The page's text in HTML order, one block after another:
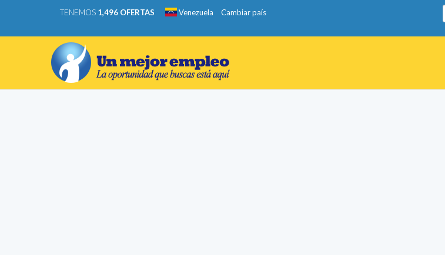
TENEMOS 1,496 OFERTAS Venezuela Cambiar país